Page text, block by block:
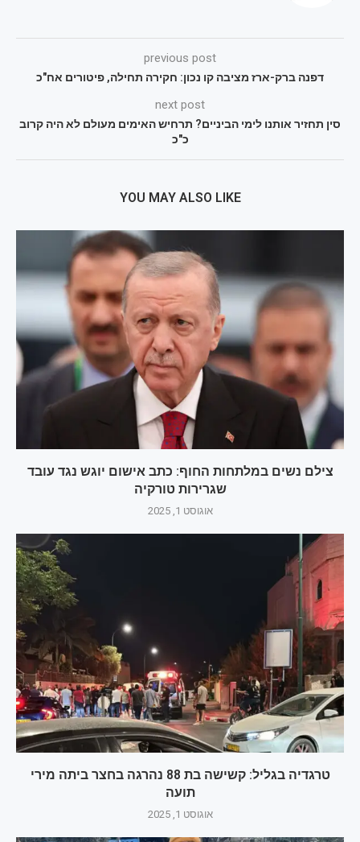
previous post
דפנה ברק-ארז מציבה קו נכון: חקירה תחילה, פיטורים אח"כ
next post
סין תחזיר אותנו לימי הביניים? תרחיש האימים מעולם לא היה קרוב
כ"כ
YOU MAY ALSO LIKE
צילם נשים במלתחות החוף: כתב אישום יוגש נגד עובד
שגרירות טורקיה
אוגוסט 1, 2025
טרגדיה בגליל: קשישה בת 88 נהרגה בחצר ביתה מירי
תועה
אוגוסט 1, 2025